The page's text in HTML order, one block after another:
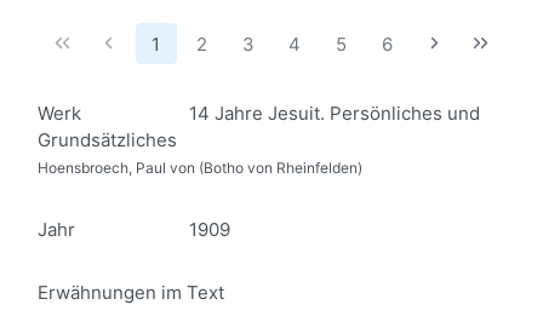
1 2 3 4 5 6
Werk
14 Jahre Jesuit. Persönliches und
Grundsätzliches
Hoensbroech, Paul von (Botho von Rheinfelden)
Jahr 1909
Erwähnungen im Text